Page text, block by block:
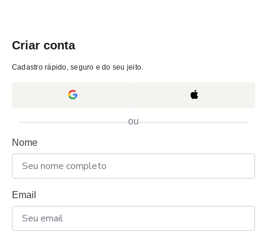
Criar conta
Cadastro rápido, seguro e do seu jeito.
ou
Nome
Email